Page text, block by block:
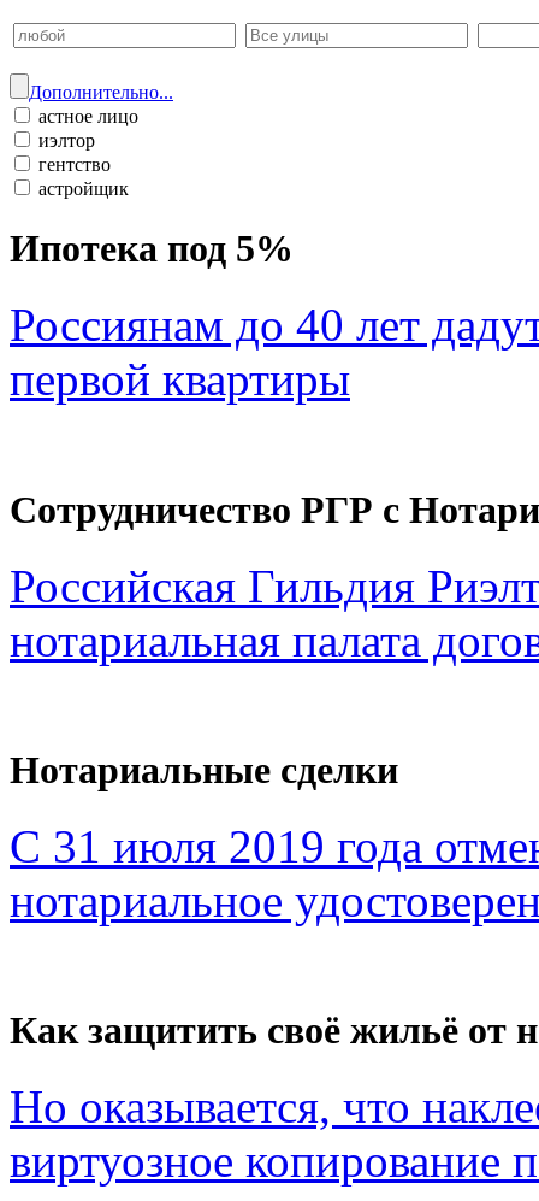
Дополнительно...
астное лицо
иэлтор
гентство
астройщик
Ипотека под 5%
Россиянам до 40 лет
первой квартиры
Сотрудничество РГР с
Российская Гильдия
нотариальная палата
Нотариальные сделки
С 31 июля 2019 года
нотариальное
Как защитить своё жильё от
Но оказывается, что
виртуозное копирование